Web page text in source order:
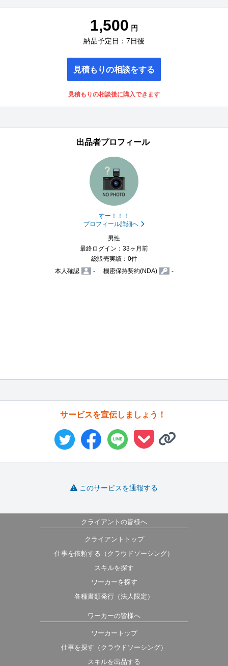
1,500 円
納品予定日：7日後
見積もりの相談をする
見積もりの相談後に購入できます
出品者プロフィール
すー！！！
プロフィール詳細へ
男性
最終ログイン：33ヶ月前
総販売実績：0件
本人確認
- 機密保持契約(NDA) -
サービスを宣伝しましょう！
このサービスを通報する
クライアントの皆様へ
クライアントトップ
仕事を依頼する（クラウドソーシング）
スキルを探す
ワーカーを探す
各種書類発行（法人限定）
ワーカーの皆様へ
ワーカートップ
仕事を探す（クラウドソーシング）
スキルを出品する